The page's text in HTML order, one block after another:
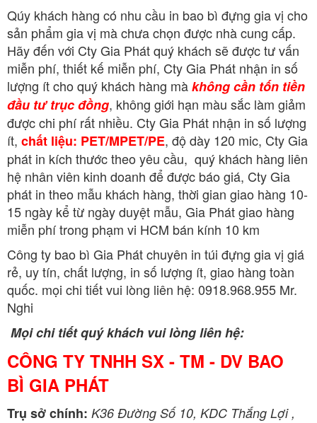
Qúy khách hàng có nhu cầu in bao bì đựng gia vị cho
sản phẩm gia vị mà chưa chọn được nhà cung cấp.
Hãy đến với Cty Gia Phát quý khách sẽ được tư vấn
miễn phí, thiết kế miễn phí, Cty Gia Phát nhận in số
lượng ít cho quý khách hàng màkhông cần tốn tiền
đầu tư trục đồng, không giới hạn màu sắc làm giảm
được chi phí rất nhiều. Cty Gia Phát nhận in số lượng
ít, chất liệu: PET/MPET/PE, độ dày 120 mic, Cty Gia
phát in kích thước theo yêu cầu, quý khách hàng liên
hệ nhân viên kinh doanh để được báo giá, Cty Gia
phát in theo mẫu khách hàng, thời gian giao hàng 10-
15 ngày kể từ ngày duyệt mẫu, Gia Phát giao hàng
miễn phí trong phạm vi HCM bán kính 10 km
Công ty bao bì Gia Phát chuyên in túi đựng gia vị giá
rẻ, uy tín, chất lượng, in số lượng ít, giao hàng toàn
quốc. mọi chi tiết vui lòng liên hệ: 0918.968.955 Mr.
Nghi
Mọi chi tiết quý khách vui lòng liên hệ:
CÔNG TY TNHH SX - TM - DV BAO
BÌ GIA PHÁT
Trụ sở chính: K36 Đường Số 10, KDC Thắng Lợi ,